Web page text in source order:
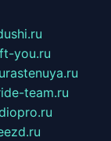
you.ru
rastenuya.ru
team.ru